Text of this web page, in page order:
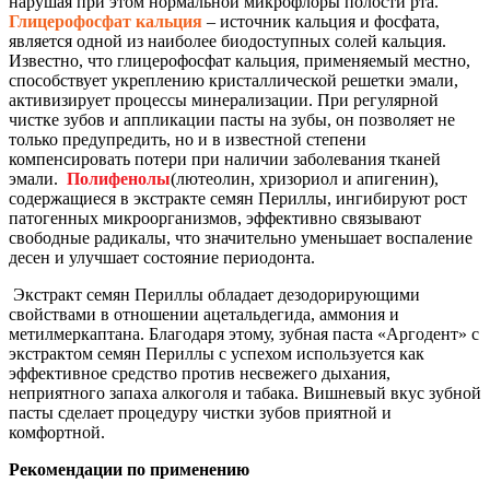
Глицерофосфат кальция – источник кальция и фосфата,
является одной из наиболее биодоступных солей кальция.
Известно, что глицерофосфат кальция, применяемый местно,
способствует укреплению кристаллической решетки эмали,
активизирует процессы минерализации. При регулярной
чистке зубов и аппликации пасты на зубы, он позволяет не
только предупредить, но и в известной степени
компенсировать потери при наличии заболевания тканей
эмали. Полифенолы(лютеолин, хризориол и апигенин),
содержащиеся в экстракте семян Периллы, ингибируют рост
патогенных микроорганизмов, эффективно связывают
свободные радикалы, что значительно уменьшает воспаление
десен и улучшает состояние периодонта.
Экстракт семян Периллы обладает дезодорирующими
свойствами в отношении ацетальдегида, аммония и
метилмеркаптана. Благодаря этому, зубная паста «Аргодент» с
экстрактом семян Периллы с успехом используется как
эффективное средство против несвежего дыхания,
неприятного запаха алкоголя и табака. Вишневый вкус зубной
пасты сделает процедуру чистки зубов приятной и
комфортной.
Рекомендации по применению